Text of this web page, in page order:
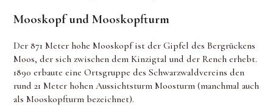
Mooskopf und Mooskopfturm
Der 871 Meter hohe Mooskopf ist der Gipfel des Bergrückens
Moos, der sich zwischen dem Kinzigtal und der Rench erhebt.
1890 erbaute eine Ortsgruppe des Schwarzwaldvereins den
rund 21 Meter hohen Aussichtsturm Moosturm (manchmal auch
als Mooskopfturm bezeichnet).